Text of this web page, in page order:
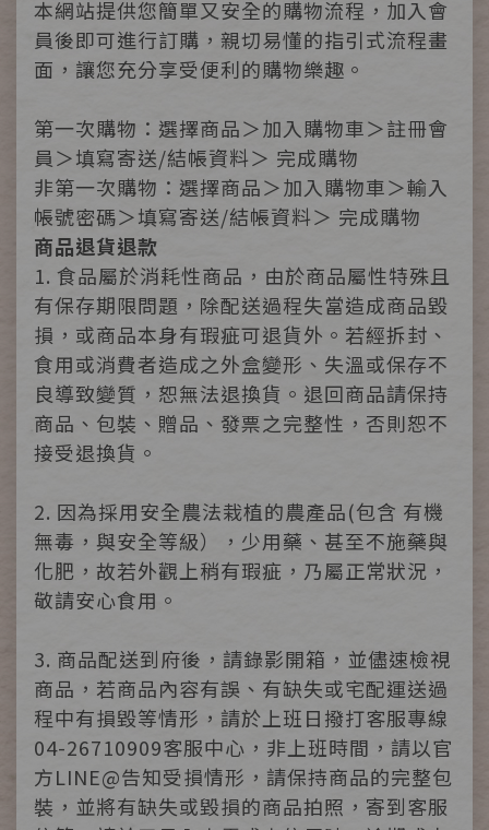
本網站提供您簡單又安全的購物流程，加入會
員後即可進行訂購，親切易懂的指引式流程畫
面，讓您充分享受便利的購物樂趣。
第一次購物：選擇商品＞加入購物車＞註冊會
員＞填寫寄送/結帳資料＞ 完成購物
非第一次購物：選擇商品＞加入購物車＞輸入
帳號密碼＞填寫寄送/結帳資料＞ 完成購物
商品退貨退款
1. 食品屬於消耗性商品，由於商品屬性特殊且
有保存期限問題，除配送過程失當造成商品毀
損，或商品本身有瑕疵可退貨外。若經拆封、
食用或消費者造成之外盒變形、失溫或保存不
良導致變質，恕無法退換貨。退回商品請保持
商品、包裝、贈品、發票之完整性，否則恕不
接受退換貨。
2. 因為採用安全農法栽植的農產品(包含 有機
無毒，與安全等級），少用藥、甚至不施藥與
化肥，故若外觀上稍有瑕疵，乃屬正常狀況，
敬請安心食用。
3. 商品配送到府後，請錄影開箱，並儘速檢視
商品，若商品內容有誤、有缺失或宅配運送過
程中有損毀等情形，請於上班日撥打客服專線
04-26710909客服中心，非上班時間，請以官
方LINE@告知受損情形，請保持商品的完整包
裝，並將有缺失或毀損的商品拍照，寄到客服